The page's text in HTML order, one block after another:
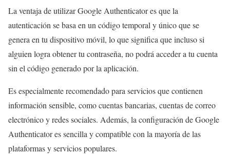
La ventaja de utilizar Google Authenticator es que la
autenticación se basa en un código temporal y único que se
genera en tu dispositivo móvil, lo que significa que incluso si
alguien logra obtener tu contraseña, no podrá acceder a tu cuenta
sin el código generado por la aplicación.
Es especialmente recomendado para servicios que contienen
información sensible, como cuentas bancarias, cuentas de correo
electrónico y redes sociales. Además, la configuración de Google
Authenticator es sencilla y compatible con la mayoría de las
plataformas y servicios populares.